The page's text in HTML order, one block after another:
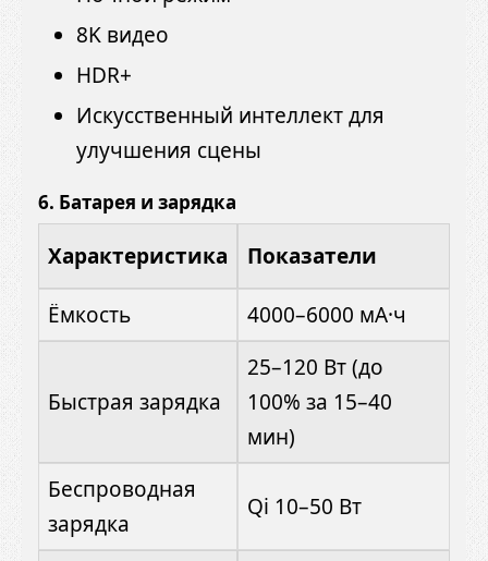
8K видео
HDR+
Искусственный интеллект для
улучшения сцены
6. Батарея и зарядка
Характеристика Показатели
Ёмкость 4000–6000 мА·ч
Быстрая зарядка
25–120 Вт (до
100% за 15–40
мин)
Беспроводная
зарядка
Qi 10–50 Вт